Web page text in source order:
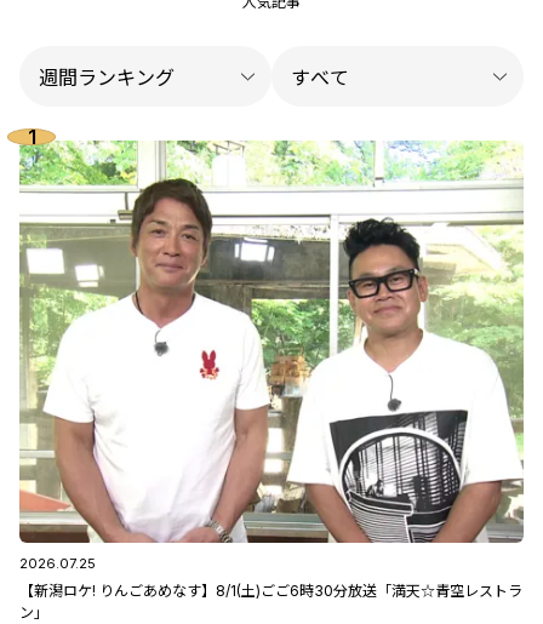
2026.07.25
【新潟ロケ! りんごあめなす】8/1(土)ごご6時30分放送「満天☆青空レストラ
ン」